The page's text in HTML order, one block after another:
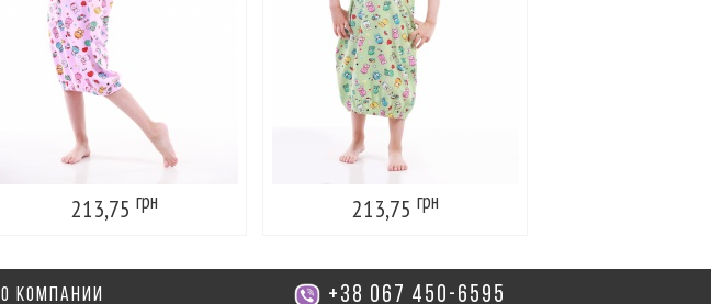
213,75 грн 213,75 грн
О КОМПАНИИ +38 067 450-6595